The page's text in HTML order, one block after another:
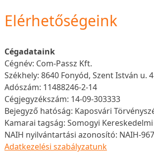
Elérhetőségeink
Cégadataink
Cégnév: Com-Passz Kft.
Székhely: 8640 Fonyód, Szent István u.
Adószám: 11488246-2-14
Cégjegyzékszám: 14-09-303333
Bejegyző hatóság: Kaposvári
Kamarai tagság: Somogyi
NAIH nyilvántartási azonosító: NAIH-
Adatkezelési szabályzatunk